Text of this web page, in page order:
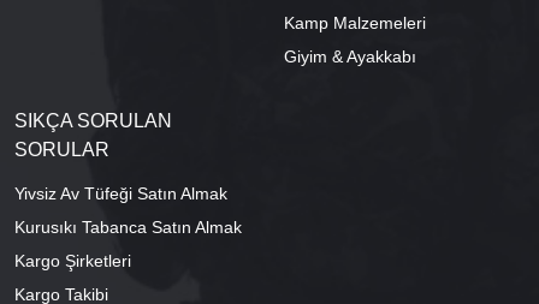
Kamp Malzemeleri
Giyim & Ayakkabı
SIKÇA SORULAN
SORULAR
Yivsiz Av Tüfeği Satın Almak
Kurusıkı Tabanca Satın Almak
Kargo Şirketleri
Kargo Takibi